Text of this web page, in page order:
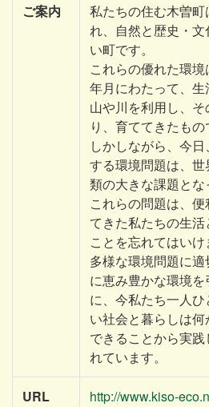
ご案内
私たちの住む木曽
れ、自然と歴史・
い町です。
これらの優れた環
年月にわたって、
山や川を利用し、
り、育ててきたもの
しかしながら、今
する環境問題は、
類の大きな課題とな
これらの問題は、
てきた私たちの生
ことを忘れてはいけ
多様な環境問題に
に恵み豊かな環境
に、今私たち一人
い社会と暮らしは何
できることから実
れています。
URL http://www.kiso-